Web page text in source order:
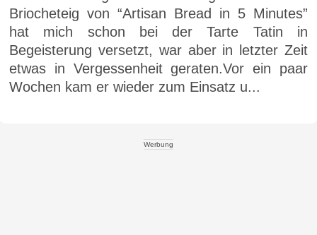
Briocheteig von “Artisan Bread in 5 Minutes”
hat mich schon bei der Tarte Tatin in
Begeisterung versetzt, war aber in letzter Zeit
etwas in Vergessenheit geraten.Vor ein paar
Wochen kam er wieder zum Einsatz u...
Werbung